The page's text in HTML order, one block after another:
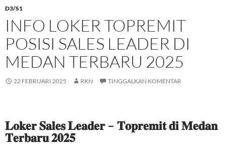
D3/S1
INFO LOKER TOPREMIT
POSISI SALES LEADER DI
MEDAN TERBARU 2025
22 FEBRUARI 2025 RKN TINGGALKAN KOMENTAR
𝐋𝐨𝐤𝐞𝐫 𝐒𝐚𝐥𝐞𝐬 𝐋𝐞𝐚𝐝𝐞𝐫 – 𝐓𝐨𝐩𝐫𝐞𝐦𝐢𝐭 𝐝𝐢 𝐌𝐞𝐝𝐚𝐧
𝐓𝐞𝐫𝐛𝐚𝐫𝐮 𝟐𝟎𝟐𝟓